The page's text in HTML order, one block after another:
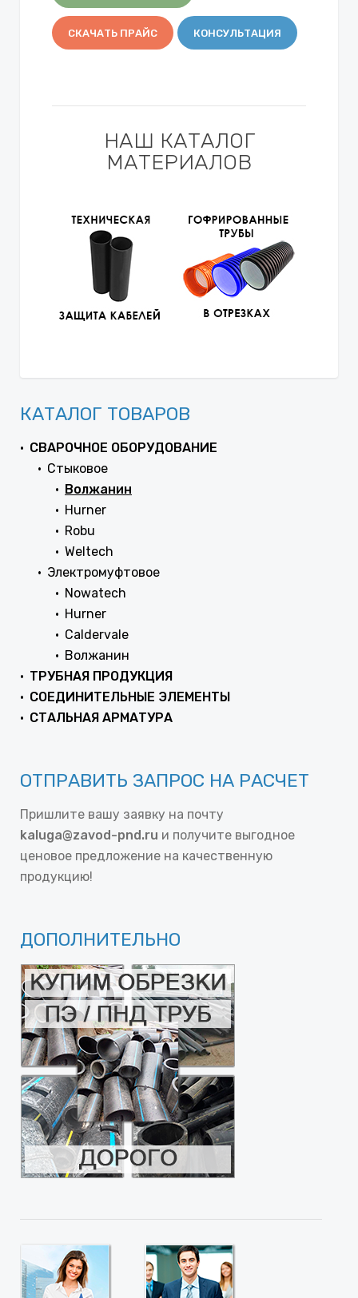
СКАЧАТЬ ПРАЙС КОНСУЛЬТАЦИЯ
НАШ КАТАЛОГ
МАТЕРИАЛОВ
КАТАЛОГ ТОВАРОВ
СВАРОЧНОЕ ОБОРУДОВАНИЕ
Стыковое
Волжанин
Hurner
Robu
Weltech
Электромуфтовое
Nowatech
Hurner
Caldervale
Волжанин
ТРУБНАЯ ПРОДУКЦИЯ
СОЕДИНИТЕЛЬНЫЕ ЭЛЕМЕНТЫ
СТАЛЬНАЯ АРМАТУРА
ОТПРАВИТЬ ЗАПРОС НА РАСЧЕТ
Пришлите вашу заявку на почту
kaluga@zavod-pnd.ru и получите выгодное
ценовое предложение на качественную
продукцию!
ДОПОЛНИТЕЛЬНО